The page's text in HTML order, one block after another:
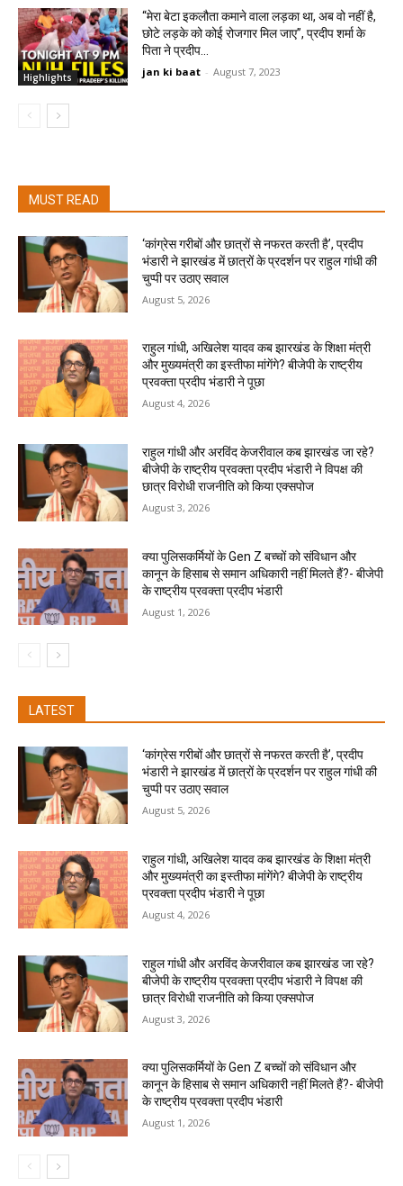
Highlights
“मेरा बेटा इकलौता कमाने वाला लड़का था, अब वो नहीं है,
छोटे लड़के को कोई रोजगार मिल जाए”, प्रदीप शर्मा के
पिता ने प्रदीप...
jan ki baat - August 7, 2023
MUST READ
‘कांग्रेस गरीबों और छात्रों से नफरत करती है’, प्रदीप
भंडारी ने झारखंड में छात्रों के प्रदर्शन पर राहुल गांधी की
चुप्पी पर उठाए सवाल
August 5, 2026
राहुल गांधी, अखिलेश यादव कब झारखंड के शिक्षा मंत्री
और मुख्यमंत्री का इस्तीफा मांगेंगे? बीजेपी के राष्ट्रीय
प्रवक्ता प्रदीप भंडारी ने पूछा
August 4, 2026
राहुल गांधी और अरविंद केजरीवाल कब झारखंड जा रहे?
बीजेपी के राष्ट्रीय प्रवक्ता प्रदीप भंडारी ने विपक्ष की
छात्र विरोधी राजनीति को किया एक्सपोज
August 3, 2026
क्या पुलिसकर्मियों के Gen Z बच्चों को संविधान और
कानून के हिसाब से समान अधिकारी नहीं मिलते हैं?- बीजेपी
के राष्ट्रीय प्रवक्ता प्रदीप भंडारी
August 1, 2026
LATEST
‘कांग्रेस गरीबों और छात्रों से नफरत करती है’, प्रदीप
भंडारी ने झारखंड में छात्रों के प्रदर्शन पर राहुल गांधी की
चुप्पी पर उठाए सवाल
August 5, 2026
राहुल गांधी, अखिलेश यादव कब झारखंड के शिक्षा मंत्री
और मुख्यमंत्री का इस्तीफा मांगेंगे? बीजेपी के राष्ट्रीय
प्रवक्ता प्रदीप भंडारी ने पूछा
August 4, 2026
राहुल गांधी और अरविंद केजरीवाल कब झारखंड जा रहे?
बीजेपी के राष्ट्रीय प्रवक्ता प्रदीप भंडारी ने विपक्ष की
छात्र विरोधी राजनीति को किया एक्सपोज
August 3, 2026
क्या पुलिसकर्मियों के Gen Z बच्चों को संविधान और
कानून के हिसाब से समान अधिकारी नहीं मिलते हैं?- बीजेपी
के राष्ट्रीय प्रवक्ता प्रदीप भंडारी
August 1, 2026